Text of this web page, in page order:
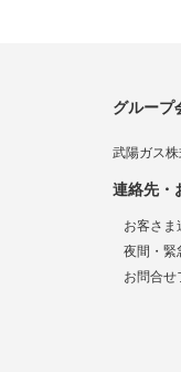
グループ
武陽ガス
連絡先・
お客さま
夜間・緊
お問合せ